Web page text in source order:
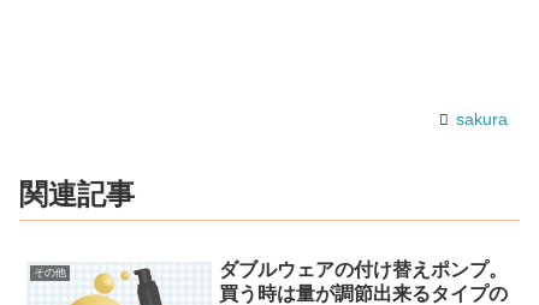
sakura
関連記事
その他
ダブルウェアの付け替えポンプ。
買う時は量が調節出来るタイプの